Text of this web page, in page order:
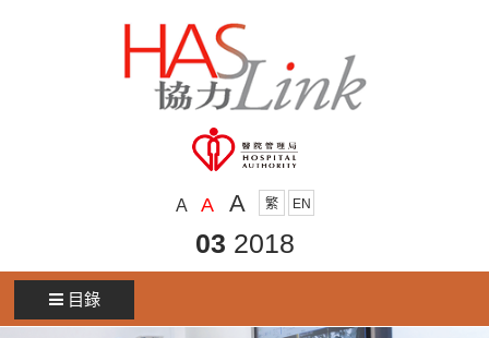
A A A 繁 EN
03 2018
目錄